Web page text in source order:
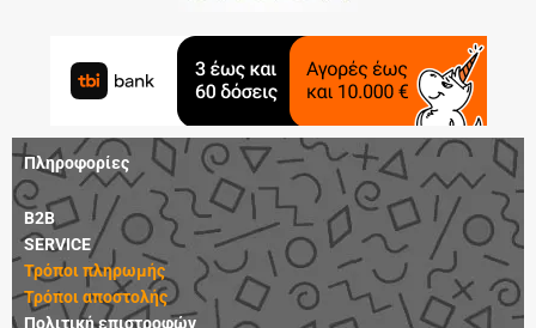
Πληροφορίες
B2B
SERVICE
Τρόποι πληρωμής
Τρόποι αποστολής
Πολιτική επιστροφών